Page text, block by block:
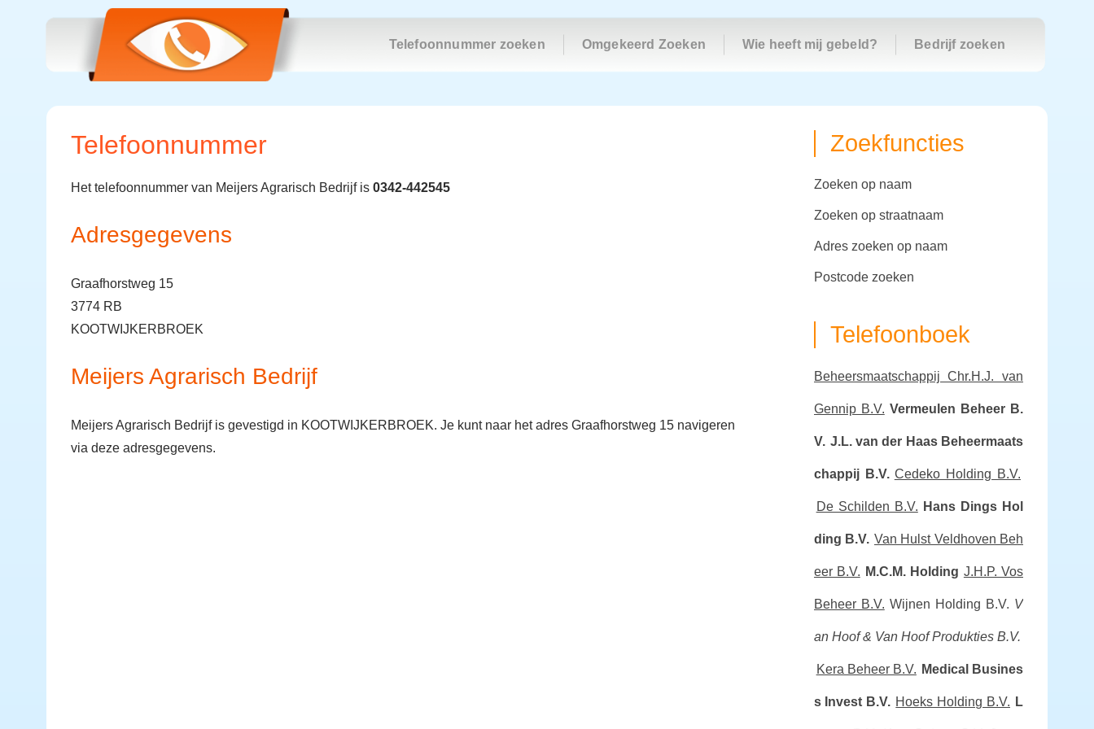
Telefoonnummer zoeken Omgekeerd Zoeken Wie heeft mij gebeld? Bedrijf zoeken
Telefoonnummer
Het telefoonnummer van Meijers Agrarisch Bedrijf is 0342-442545
Adresgegevens
Graafhorstweg 15
3774 RB
KOOTWIJKERBROEK
Meijers Agrarisch Bedrijf
Meijers Agrarisch Bedrijf is gevestigd in KOOTWIJKERBROEK. Je kunt naar het adres Graafhorstweg 15 navigeren
via deze adresgegevens.
Zoekfuncties
zoeken op naam
zoeken op straatnaam
adres zoeken op naam
postcode zoeken
Telefoonboek
Beheersmaatschappij Chr.H.J. van
Gennip B.V. Vermeulen Beheer B.
V. J.L. van der Haas Beheermaats
chappij B.V. Cedeko Holding B.V.
De Schilden B.V. Hans Dings Hol
ding B.V. Van Hulst Veldhoven Beh
eer B.V. M.C.M. Holding J.H.P. Vos
Beheer B.V. Wijnen Holding B.V. V
an Hoof & Van Hoof Produkties B.V.
Kera Beheer B.V. Medical Busines
s Invest B.V. Hoeks Holding B.V. L